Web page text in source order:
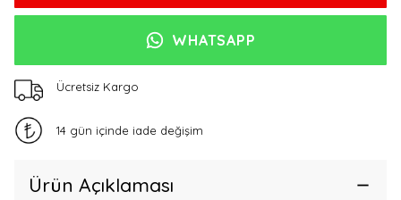
WHATSAPP
Ücretsiz Kargo
14 gün içinde iade değişim
Ürün Açıklaması